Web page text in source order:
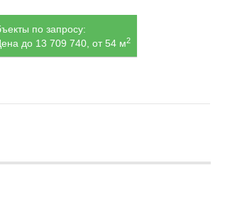
по запросу:
до 13 709 740, от 54 м2